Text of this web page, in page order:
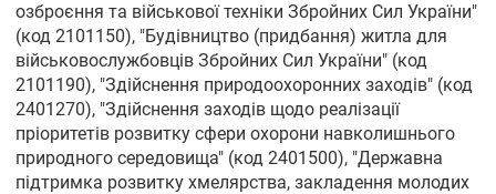
озброєння та військової техніки Збройних Сил України"
(код 2101150), "Будівництво (придбання) житла для
військовослужбовців Збройних Сил України" (код
2101190), "Здійснення природоохоронних заходів" (код
2401270), "Здійснення заходів щодо реалізації
пріоритетів розвитку сфери охорони навколишнього
природного середовища" (код 2401500), "Державна
підтримка розвитку хмелярства, закладення молодих